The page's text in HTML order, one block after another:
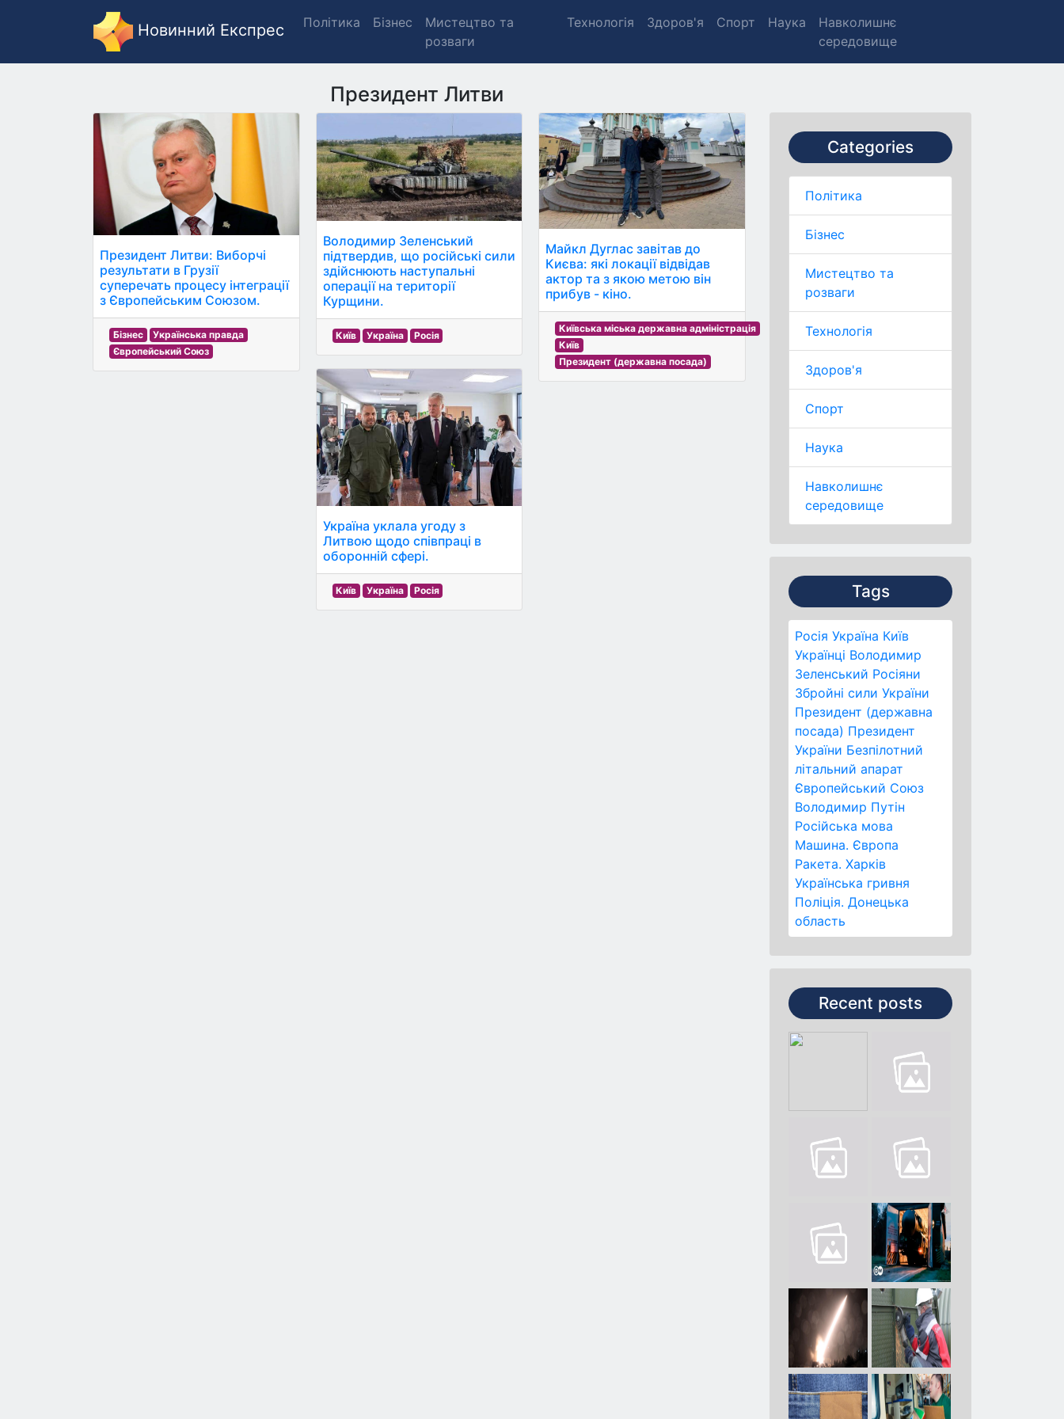
Новинний Експрес Політика Бізнес
Мистецтво та
розваги
Технологія Здоров'я Спорт Наука
Навколишнє
середовище
Президент Литви
Categories
Політика
Бізнес
Мистецтво та
розваги
Технологія
Здоров'я
Спорт
Наука
Навколишнє
середовище
Tags
Росія Україна Київ
Українці Володимир
Зеленський Росіяни
Збройні сили України
Президент (державна
посада) Президент
України Безпілотний
літальний апарат
Європейський Союз
Володимир Путін
Російська мова
Машина. Європа
Ракета. Харків
Українська гривня
Поліція. Донецька
область
Recent posts
Президент Литви: Виборчі
результати в Грузії
суперечать процесу інтеграції
з Європейським Союзом.
Бізнес
Українська правда
Європейський Союз
Володимир Зеленський
підтвердив, що російські сили
здійснюють наступальні
операції на території
Курщини.
Київ Україна Росія
Україна уклала угоду з
Литвою щодо співпраці в
оборонній сфері.
Київ Україна Росія
Майкл Дуглас завітав до
Києва: які локації відвідав
актор та з якою метою він
прибув - кіно.
Київська міська державна адміністрація
Київ
Президент (державна посада)